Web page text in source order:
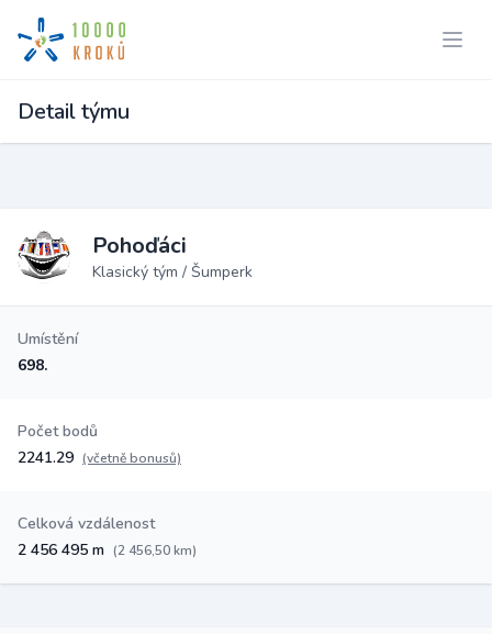
Detail týmu
Pohoďáci
Klasický tým / Šumperk
Umístění
698.
Počet bodů
2241.29 (včetně bonusů)
Celková vzdálenost
2 456 495 m (2 456,50 km)